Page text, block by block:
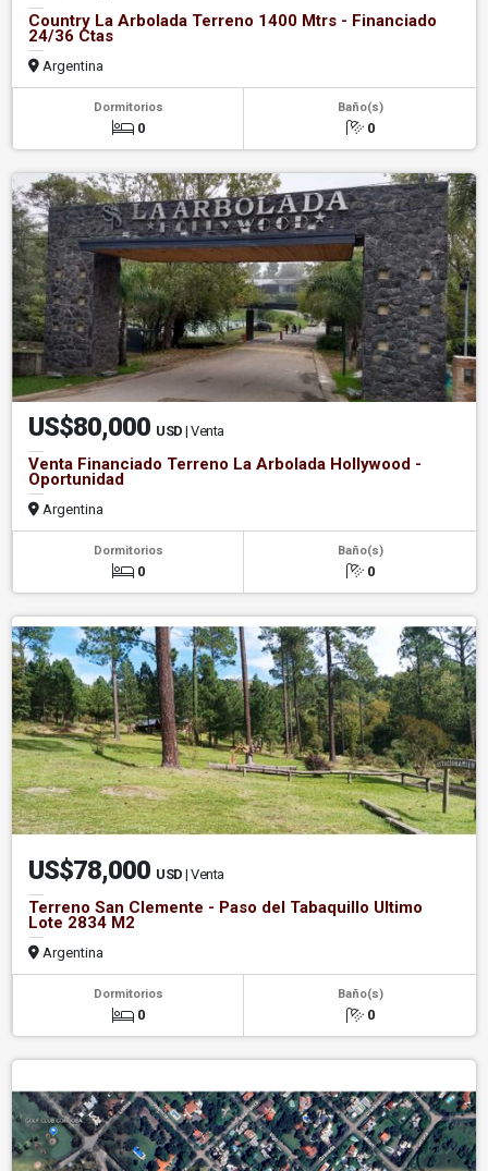
Country La Arbolada Terreno 1400 Mtrs - Financiado
24/36 Ctas
Argentina
Dormitorios
0
Baño(s)
0
US$80,000 USD | Venta
Venta Financiado Terreno La Arbolada Hollywood -
Oportunidad
Argentina
Dormitorios
0
Baño(s)
0
US$78,000 USD | Venta
Terreno San Clemente - Paso del Tabaquillo Ultimo
Lote 2834 M2
Argentina
Dormitorios
0
Baño(s)
0